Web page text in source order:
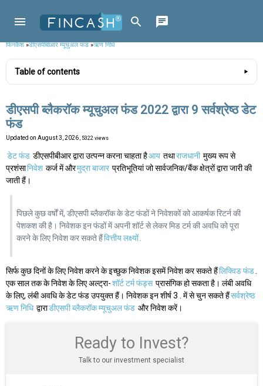
फिनकैश»डीएसपीबीआर म्यूचुअल फंड»ऋण निधि
Table of contents
डीएसपी ब्लैकरॉक म्यूचुअल फंड 2022 द्वारा 9 सर्वश्रेष्ठ डेट
फंड
Updated on August 3, 2026 , 5322 views
डेट फंड डीएसपीबीआर द्वारा उत्पन्न करना चाहता हैआय तथाराजधानी मुख्य रूप से
प्रशंसानिवेश कर्ज में औरमुद्रा बाजार प्रतिभूतियां जो सार्वजनिक/बैंक क्षेत्रों द्वारा जारी की
जाती हैं।
पिछले कुछ वर्षों में, डीएसपी ब्लैकरॉक के डेट फंडों ने निवेशकों को आकर्षक रिटर्न की
पेशकश की है। निवेशक इन फंडों में अपनी शॉर्ट से लेकर मिड टर्म की अवधि को पूरा
करने के लिए निवेश कर सकते हैंवित्तीय लक्ष्यों .
सिर्फ कुछ दिनों के लिए निवेश करने के इच्छुक निवेशक इसमें निवेश कर सकते हैंलिक्विड फंड.
एक साल तक के निवेश के लिए अल्ट्रा-शॉर्ट टर्म फंड्स प्रासंगिक हो सकता है। लंबी अवधि
के लिए, लंबी अवधि के डेट फंड उपयुक्त हैं। निवेशक इन शीर्ष 3 . में से चुन सकते हैंसर्वश्रेष्ठ
ऋण निधि द्वाराडीएसपी ब्लैकरॉक म्यूचुअल फंड और निवेश करें।
Ready to Invest?
Talk to our investment specialist